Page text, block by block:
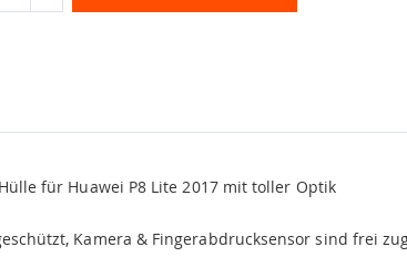
für Huawei P8 Lite 2017 mit toller Optik
Kamera & Fingerabdrucksensor sind frei